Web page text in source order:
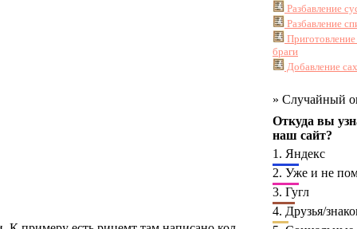
Разбавление
Разбавление
браги
Добавление
» Случайный
Откуда вы
наш сайт?
1. Яндекс
2. Уже и не
3. Гугл
4. Друзья/